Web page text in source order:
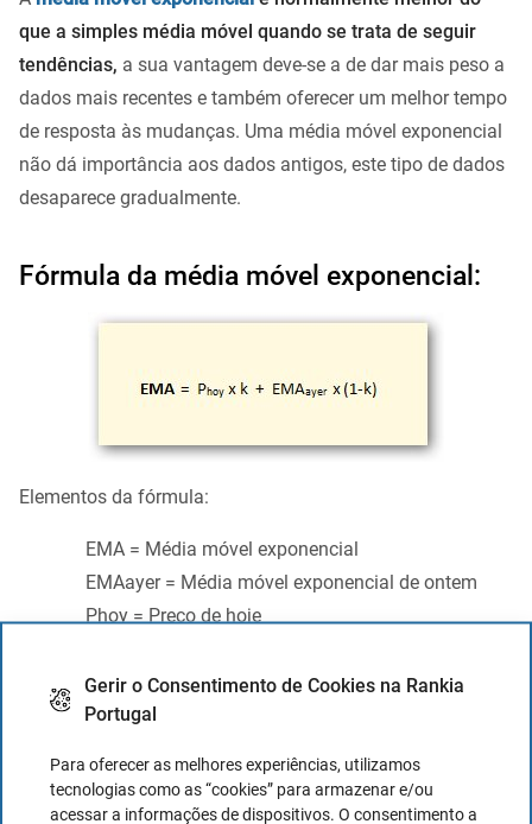
Gerir o Consentimento de Cookies na Rankia
Portugal
Para oferecer as melhores experiências, utilizamos
tecnologias como as “cookies” para armazenar e/ou
acessar a informações de dispositivos. O consentimento a
que a simples média móvel quando se trata de seguir
tendências, a sua vantagem deve-se a de dar mais peso a
dados mais recentes e também oferecer um melhor tempo
de resposta às mudanças. Uma média móvel exponencial
não dá importância aos dados antigos, este tipo de dados
desaparece gradualmente.
Fórmula da média móvel exponencial:
Elementos da fórmula:
EMA = Média móvel exponencial
EMAayer = Média móvel exponencial de ontem
Phoy = Preço de hoje
K = 2 / (N+1)
Limitações da média móvel
simples